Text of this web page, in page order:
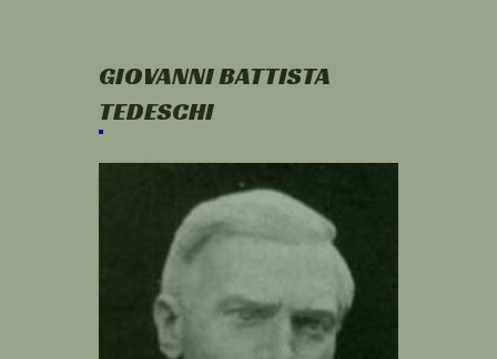
GIOVANNI BATTISTA
TEDESCHI